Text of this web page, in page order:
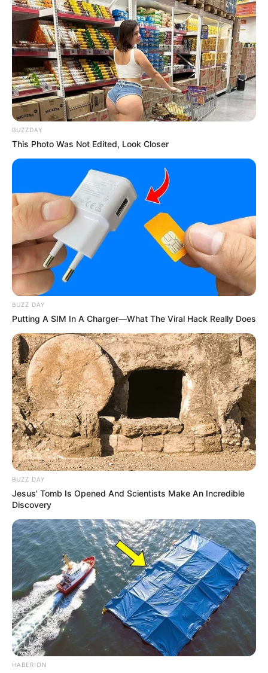
Anti Mainstream, 10 Cara
Membawa Barang Belanjaan
Versi Warga Thailand
Langka Banget! 10 Pose Lucu
Katak yang Bikin Ketawa
Gemes
Ambyar! 10 Kalimat Baper
Pakai Bahasa Jawa Ini Bikin
Galau Abis
Fail! 10 Potret Makanan Gagal
Dimasak yang Bikin Kamu
Nggak Selera
10 Pose Manekin Anti
Mainstream yang Konyol
Banget
BUZZDAY
This Photo Was Not Edited, Look Closer
BUZZ DAY
Putting A SIM In A Charger—What The Viral Hack Really Does
BUZZ DAY
Jesus' Tomb Is Opened And Scientists Make An Incredible
Discovery
HABERION